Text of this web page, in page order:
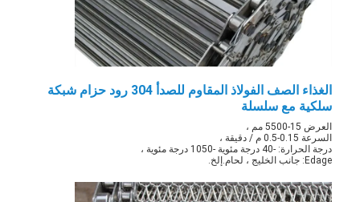
الغذاء الصف الفولاذ المقاوم للصدأ 304 رود حزام شبكة
سلكية مع سلسلة
العرض 15-5500 مم ،
السرعة 0.15-0.5 م / دقيقة ،
درجة الحرارة: -40 درجة مئوية -1050 درجة مئوية ،
Edage: جانب الخليج ، لحام.إلخ.